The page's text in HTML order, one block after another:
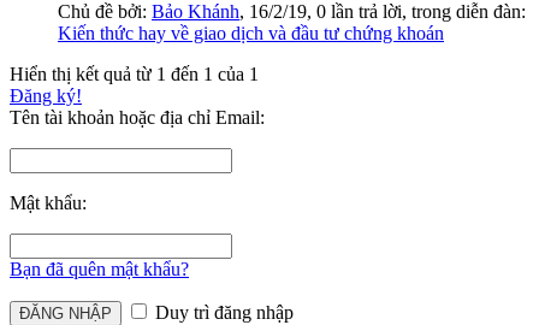
Chủ đề bởi: Bảo Khánh, 16/2/19, 0 lần trả lời, trong diễn đàn:
Kiến thức hay về giao dịch và đầu tư chứng khoán
Hiển thị kết quả từ 1 đến 1 của 1
Đăng ký!
Tên tài khoản hoặc địa chỉ Email:
Mật khẩu:
Bạn đã quên mật khẩu?
Duy trì đăng nhập